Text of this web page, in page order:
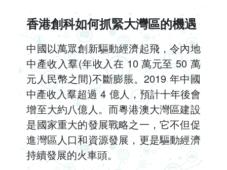
香港創科如何抓緊大灣區的機遇
中國以萬眾創新驅動經濟起飛，令內地
中產收入羣(年收入在 10 萬元至 50 萬
元人民幣之間)不斷膨脹。2019 年中國
中產收入羣超過 4 億人，預計十年後會
增至大約八億人。而粵港澳大灣區建設
是國家重大的發展戰略之一，它不但促
進灣區人口和資源發展，更是驅動經濟
持續發展的火車頭。